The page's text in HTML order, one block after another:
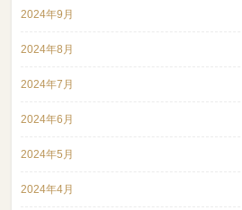
2024年9月
2024年8月
2024年7月
2024年6月
2024年5月
2024年4月